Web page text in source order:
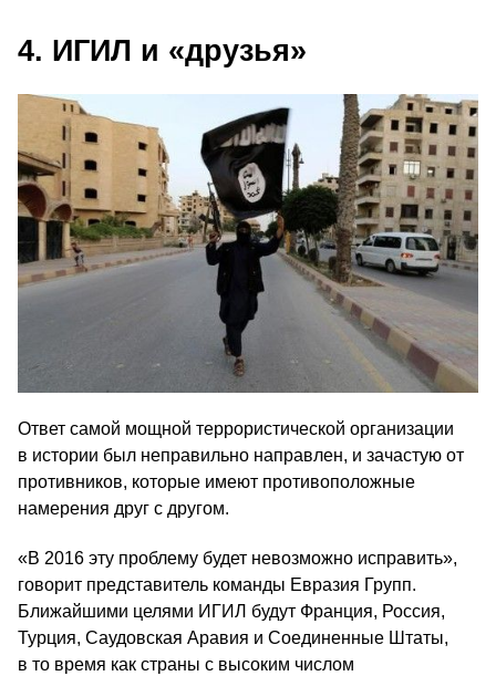
4. ИГИЛ и «друзья»
Ответ самой мощной террористической организации
в истории был неправильно направлен, и зачастую от
противников, которые имеют противоположные
намерения друг с другом.
«В 2016 эту проблему будет невозможно исправить»,
говорит представитель команды Евразия Групп.
Ближайшими целями ИГИЛ будут Франция, Россия,
Турция, Саудовская Аравия и Соединенные Штаты,
в то время как страны с высоким числом